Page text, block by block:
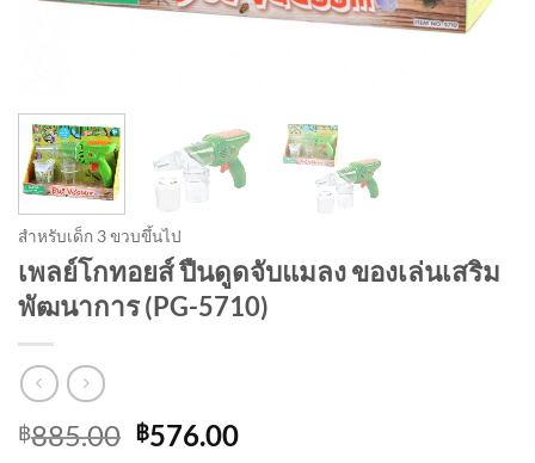
สำหรับเด็ก 3 ขวบขึ้นไป
เพลย์โกทอยส์ ปืนดูดจับแมลง ของเล่นเสริม
พัฒนาการ (PG-5710)
฿885.00 Original
฿576.00Current